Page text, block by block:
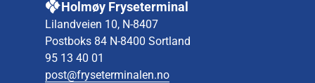
Holmøy Fryseterminal
Lilandveien 10, N-8407
Postboks 84 N-8400 Sortland
95 13 40 01
post@fryseterminalen.no